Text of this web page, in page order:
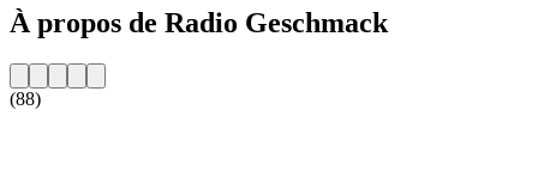
À propos de Radio Geschmack
(88)